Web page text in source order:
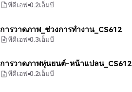
พีดีเอฟ 0.2เอ็มบี
การวาดภาพ_ช่วงการทำงาน_CS612
พีดีเอฟ 0.3เอ็มบี
การวาดภาพหุ่นยนต์-หน้าแปลน_CS612
พีดีเอฟ 0.2เอ็มบี